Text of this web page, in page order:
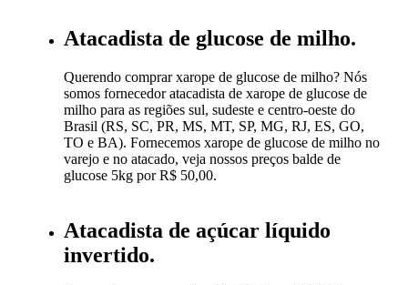
Atacadista de glucose de milho.
Querendo comprar xarope de glucose de milho? Nós
somos fornecedor atacadista de xarope de glucose de
milho para as regiões sul, sudeste e centro-oeste do
Brasil (RS, SC, PR, MS, MT, SP, MG, RJ, ES, GO,
TO e BA). Fornecemos xarope de glucose de milho no
varejo e no atacado, veja nossos preços balde de
glucose 5kg por R$ 50,00.
Atacadista de açúcar líquido
invertido.